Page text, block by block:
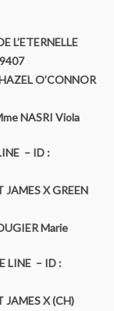
L’ETERNELLE
O’CONNOR
NASRI Viola
– ID :
X GREEN
Marie
LINE – ID :
X (CH)